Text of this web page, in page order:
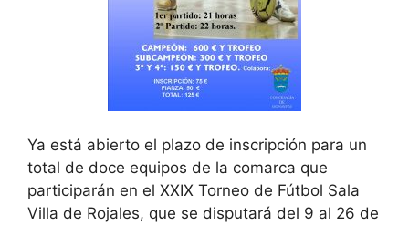
Ya está abierto el plazo de inscripción para un
total de doce equipos de la comarca que
participarán en el XXIX Torneo de Fútbol Sala
Villa de Rojales, que se disputará del 9 al 26 de